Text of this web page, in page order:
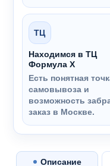
ТЦ
Находимся в ТЦ
Формула Х
Есть понятная
самовывоза и
возможность
заказ в Москве.
Описание